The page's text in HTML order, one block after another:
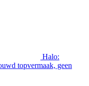
Halo:
topvermaak, geen